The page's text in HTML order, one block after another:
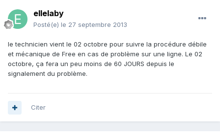
ellelaby
Posté(e) le 27 septembre 2013
le technicien vient le 02 octobre pour suivre la procédure débile
et mécanique de Free en cas de problème sur une ligne. Le 02
octobre, ça fera un peu moins de 60 JOURS depuis le
signalement du problème.
Citer